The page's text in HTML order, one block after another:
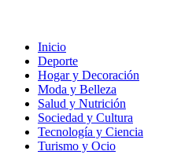
Inicio
Deporte
Hogar y Decoración
Moda y Belleza
Salud y Nutrición
Sociedad y Cultura
Tecnología y Ciencia
Turismo y Ocio